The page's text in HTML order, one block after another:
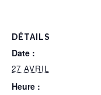
DÉTAILS
Date :
27 AVRIL
Heure :